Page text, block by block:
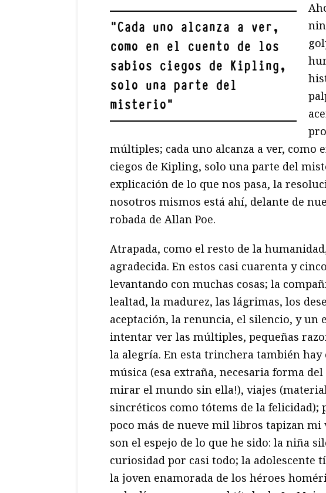
"Cada uno alcanza a ver,
como en el cuento de los
sabios ciegos de Kipling,
solo una parte del
misterio"
múltiples; cada uno alcanza a ver, como
ciegos de Kipling, solo una parte del
explicación de lo que nos pasa, la
nosotros mismos está ahí, delante de
robada de Allan Poe.
Atrapada, como el resto de la
agradecida. En estos casi cuarenta y
levantando con muchas cosas; la
lealtad, la madurez, las lágrimas, los
aceptación, la renuncia, el silencio, y
intentar ver las múltiples, pequeñas
la alegría. En esta trinchera también hay
música (esa extraña, necesaria forma
mirar el mundo sin ella!), viajes
sincréticos como tótems de la felicidad);
poco más de nueve mil libros tapizan mi
son el espejo de lo que he sido: la niña
curiosidad por casi todo; la adolescente
la joven enamorada de los héroes